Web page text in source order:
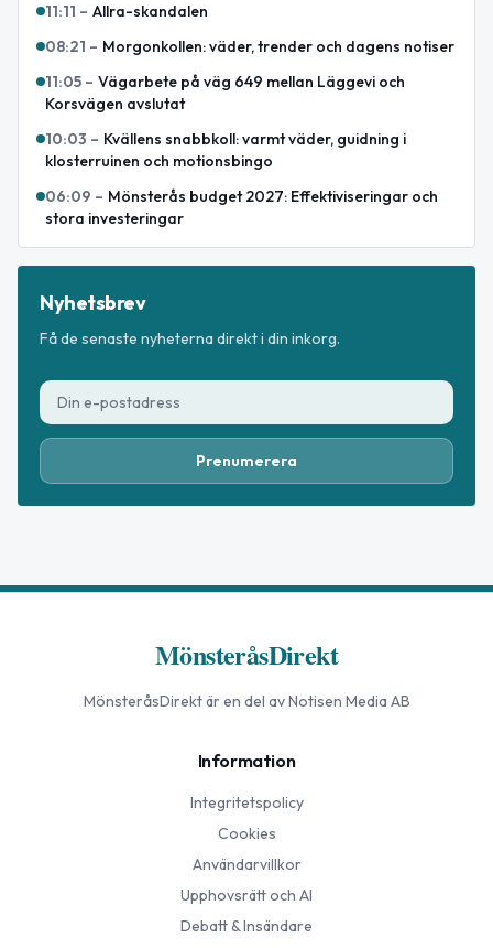
11:11 – Allra-skandalen
08:21 – Morgonkollen: väder, trender och dagens notiser
11:05 – Vägarbete på väg 649 mellan Läggevi och
Korsvägen avslutat
10:03 – Kvällens snabbkoll: varmt väder, guidning i
klosterruinen och motionsbingo
06:09 – Mönsterås budget 2027: Effektiviseringar och
stora investeringar
Nyhetsbrev
Få de senaste nyheterna direkt i din inkorg.
Prenumerera
MönsteråsDirekt
MönsteråsDirektär en del av Notisen Media AB
Information
Integritetspolicy
Cookies
Användarvillkor
Upphovsrätt och AI
Debatt & Insändare